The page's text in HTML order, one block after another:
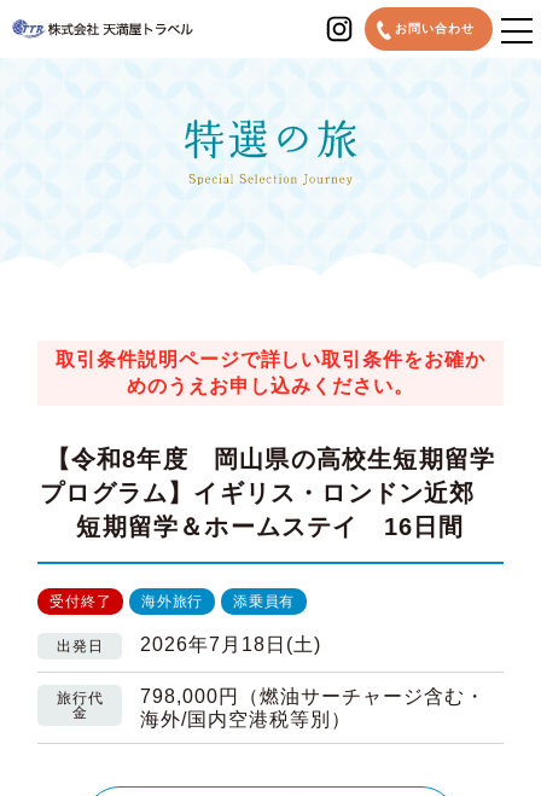
お問い合わせ
MENU
取引条件説明ページで詳しい取引条件をお確か
めのうえお申し込みください。
【令和8年度 岡山県の高校生短期留学
プログラム】イギリス・ロンドン近郊
短期留学＆ホームステイ 16日間
受付終了 海外旅行 添乗員有
出発日 2026年7月18日(土)
旅行代
金
798,000円（燃油サーチャージ含む・
海外/国内空港税等別）